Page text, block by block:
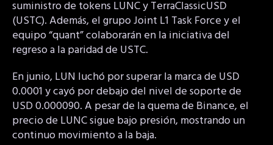
suministro de tokens LUNC y TerraClassicUSD
(USTC). Además, el grupo Joint L1 Task Force y el
equipo “quant” colaborarán en la iniciativa del
regreso a la paridad de USTC.
En junio, LUN luchó por superar la marca de USD
0.0001 y cayó por debajo del nivel de soporte de
USD 0.000090. A pesar de la quema de Binance, el
precio de LUNC sigue bajo presión, mostrando un
continuo movimiento a la baja.